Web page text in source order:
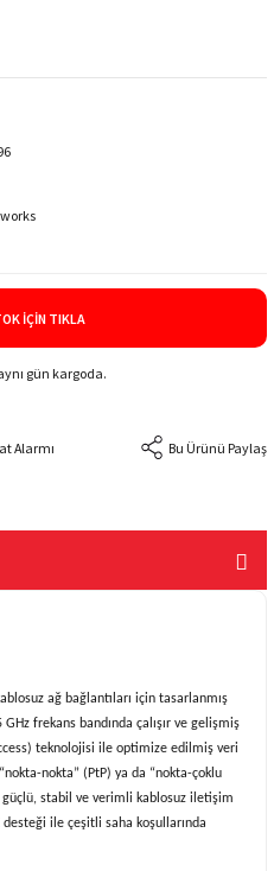
İÇIN TIKLA
gün kargoda.
Alarmı Bu Ürünü Paylaş
ağ bağlantıları için tasarlanmış
frekans bandında çalışır ve gelişmiş
teknolojisi ile optimize edilmiş veri
nokta” (PtP) ya da “nokta-çoklu
güçlü, stabil ve verimli kablosuz iletişim
desteği ile çeşitli saha koşullarında